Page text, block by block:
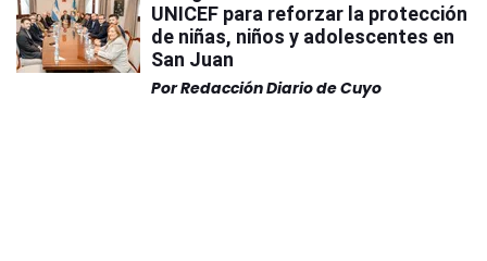
UNICEF para reforzar la protección
de niñas, niños y adolescentes en
San Juan
PorRedacción Diario de Cuyo